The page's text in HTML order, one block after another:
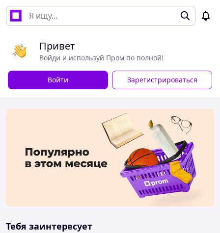
Привет
Войди и используй Пром по полной!
Войти Зарегистрироваться
Тебя заинтересует